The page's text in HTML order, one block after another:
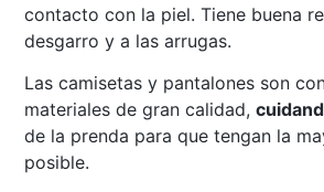
contacto con la piel. Tiene buena
desgarro y a las arrugas.
Las camisetas y pantalones son
materiales de gran calidad,
de la prenda para que tengan la
posible.